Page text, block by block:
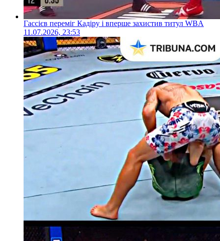
Гассієв переміг Кадіру і вперше захистив титул WBA
11.07.2026, 23:53